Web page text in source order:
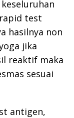
test
hasilnya non
jika
reaktif maka
sesuai
antigen,